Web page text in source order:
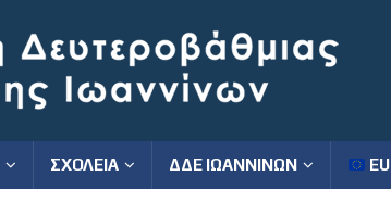
ΣΧΟΛΕΙΑ ΔΔΕ ΙΩΑΝΝΙΝΩΝ EU